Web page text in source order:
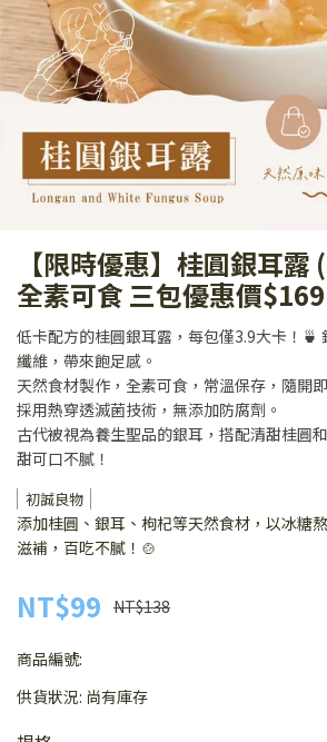
【限時優惠】桂圓銀耳
全素可食 三包優惠價$169
低卡配方的桂圓銀耳露，每包僅3.9大卡！🍵
纖維，帶來飽足感。
天然食材製作，全素可食，常溫保存，隨開
採用熱穿透滅菌技術，無添加防腐劑。
古代被視為養生聖品的銀耳，搭配清甜桂圓
甜可口不膩！
初誠良物
添加桂圓、銀耳、枸杞等天然食材，以冰糖
滋補，百吃不膩！🍲
NT$99 NT$138
商品編號:
供貨狀況: 尚有庫存